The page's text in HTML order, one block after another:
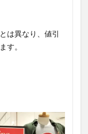
は異なり、値引
す。